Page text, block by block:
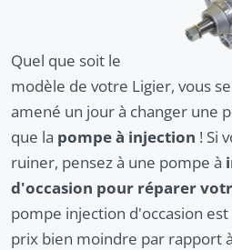
Quel que soit le
modèle de votre Ligier, vous
amené un jour à changer une
que la pompe à injection ! Si
ruiner, pensez à une pompe à
d'occasion pour réparer
pompe injection d'occasion
prix bien moindre par rapport